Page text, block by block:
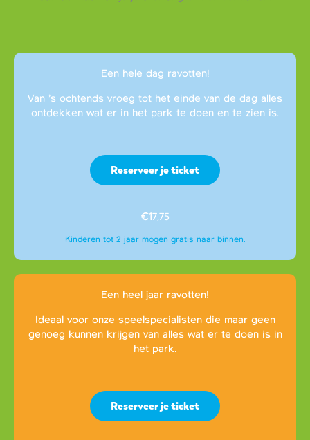
Een hele dag ravotten!
Van ’s ochtends vroeg tot het einde van de dag alles
ontdekken wat er in het park te doen en te zien is.
Reserveer je ticket
€17,75
Kinderen tot 2 jaar mogen gratis naar binnen.
Een heel jaar ravotten!
Ideaal voor onze speelspecialisten die maar geen
genoeg kunnen krijgen van alles wat er te doen is in
het park.
Reserveer je ticket